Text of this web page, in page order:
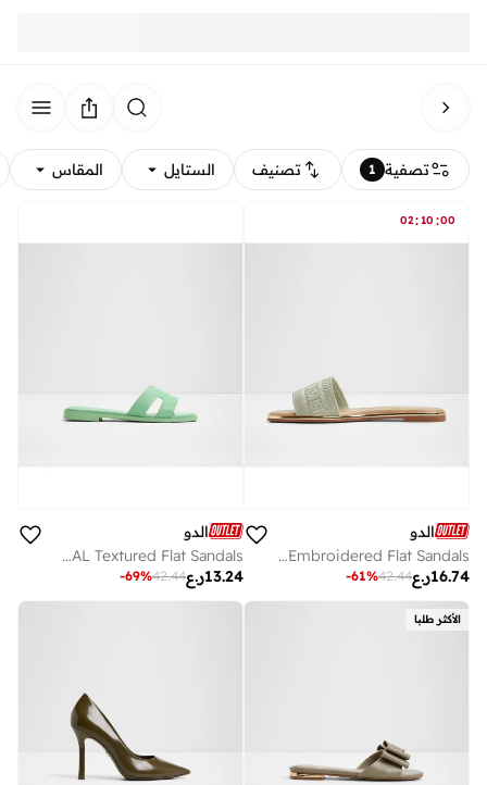
تصفية 1 تصنيف الستايل المقاس
02:10 :00
الدو
OCEANIA Embroidered Flat Sandals
ر.ع16.74
42.44
-61%
الدو
ITSANDAL Textured Flat Sandals
ر.ع13.24
42.44
-69%
الأكثر طلبا